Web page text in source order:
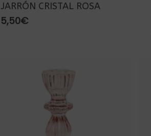
JARRÓN CRISTAL ROSA
5,50€